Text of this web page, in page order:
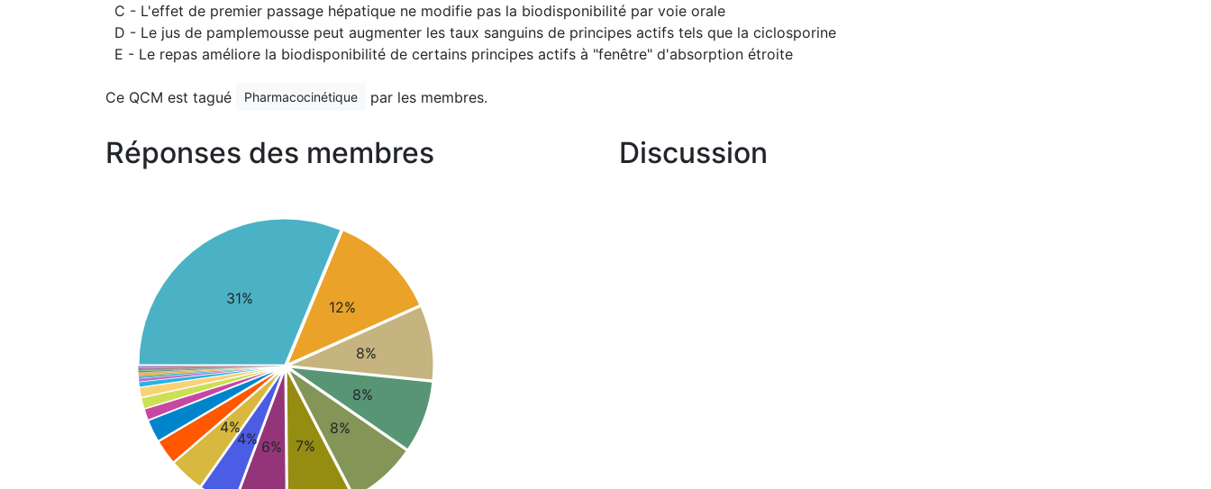
C - L'effet de premier passage hépatique ne modifie pas la biodisponibilité par voie orale
D - Le jus de pamplemousse peut augmenter les taux sanguins de principes actifs tels que la ciclosporine
E - Le repas améliore la biodisponibilité de certains principes actifs à "fenêtre" d'absorption étroite
Ce QCM est tagué Pharmacocinétique par les membres.
Réponses des membres
31% 12%
8%
8%
8%
7%
6%
4%
4%
Discussion